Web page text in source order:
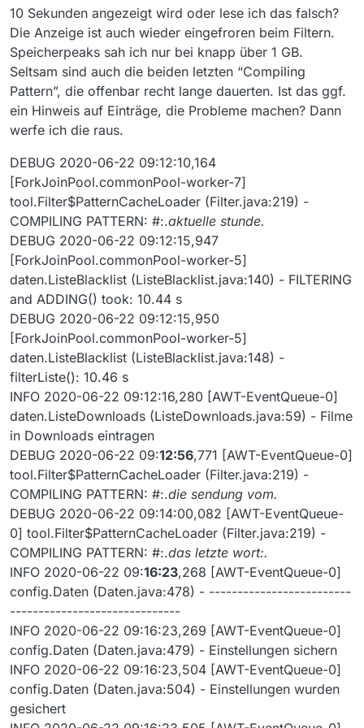
10 Sekunden angezeigt wird oder lese ich das falsch?
Die Anzeige ist auch wieder eingefroren beim Filtern.
Speicherpeaks sah ich nur bei knapp über 1 GB.
Seltsam sind auch die beiden letzten “Compiling
Pattern”, die offenbar recht lange dauerten. Ist das ggf.
ein Hinweis auf Einträge, die Probleme machen? Dann
werfe ich die raus.
DEBUG 2020-06-22 09:12:10,164
[ForkJoinPool.commonPool-worker-7]
tool.Filter$PatternCacheLoader (Filter.java:219) -
COMPILING PATTERN: #:.aktuelle stunde.
DEBUG 2020-06-22 09:12:15,947
[ForkJoinPool.commonPool-worker-5]
daten.ListeBlacklist (ListeBlacklist.java:140) - FILTERING
and ADDING() took: 10.44 s
DEBUG 2020-06-22 09:12:15,950
[ForkJoinPool.commonPool-worker-5]
daten.ListeBlacklist (ListeBlacklist.java:148) -
filterListe(): 10.46 s
INFO 2020-06-22 09:12:16,280 [AWT-EventQueue-0]
daten.ListeDownloads (ListeDownloads.java:59) - Filme
in Downloads eintragen
DEBUG 2020-06-22 09:12:56,771 [AWT-EventQueue-0]
tool.Filter$PatternCacheLoader (Filter.java:219) -
COMPILING PATTERN: #:.die sendung vom.
DEBUG 2020-06-22 09:14:00,082 [AWT-EventQueue-
0] tool.Filter$PatternCacheLoader (Filter.java:219) -
COMPILING PATTERN: #:.das letzte wort:.
INFO 2020-06-22 09:16:23,268 [AWT-EventQueue-0]
config.Daten (Daten.java:478) - -------------------------
------------------------------
INFO 2020-06-22 09:16:23,269 [AWT-EventQueue-0]
config.Daten (Daten.java:479) - Einstellungen sichern
INFO 2020-06-22 09:16:23,504 [AWT-EventQueue-0]
config.Daten (Daten.java:504) - Einstellungen wurden
gesichert